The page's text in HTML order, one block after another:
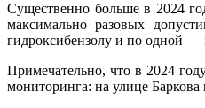
Существенно больше в 2024
максимально разовых
гидроксибензолу и по одной —
Примечательно, что в 2024
мониторинга: на улице